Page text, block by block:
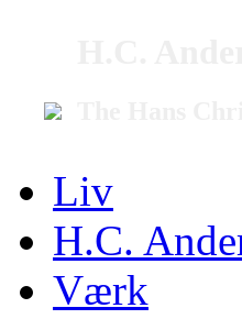
Liv
H.C.
Værk